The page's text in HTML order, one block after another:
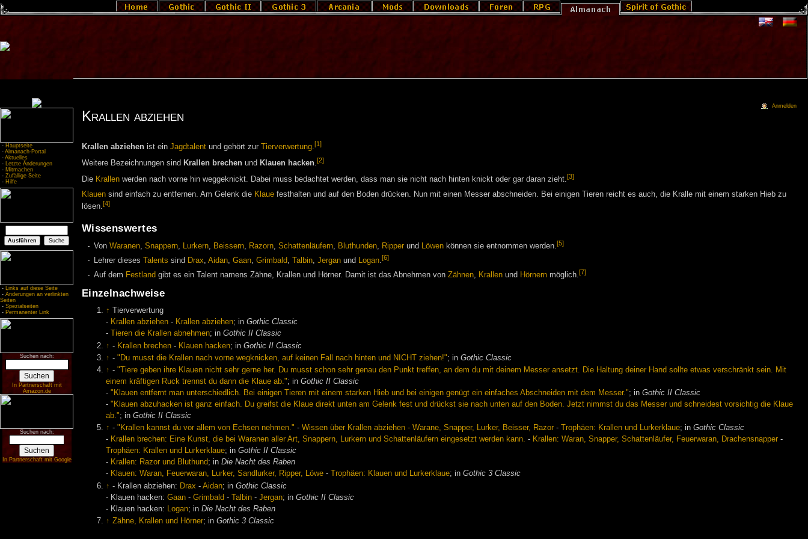
- Hauptseite
- Almanach-Portal
- Aktuelles
- Letzte Änderungen
- Mitmachen
- Zufällige Seite
- Hilfe
- Links auf diese Seite
- Änderungen an verlinkten
Seiten
- Spezialseiten
- Permanenter Link
Suchen nach:
In Partnerschaft mit
Amazon.de
Suchen nach:
In Partnerschaft mit Google
Krallen abziehen
Krallen abziehenist ein Jagdtalentund gehört zur Tierverwertung.[1]
Weitere Bezeichnungen sind Krallen brechenund Klauen hacken.[2]
Die Krallenwerden nach vorne hin weggeknickt. Dabei muss bedachtet werden, dass man sie nicht nach hinten knickt oder gar daran zieht. [3]
Klauensind einfach zu entfernen. Am Gelenk die Klauefesthalten und auf den Boden drücken. Nun mit einen Messer abschneiden. Bei einigen Tieren reicht es auch, die Kralle mit einem starken Hieb zu
lösen.[4]
Wissenswertes
Von Waranen, Snappern, Lurkern, Beissern, Razorn, Schattenläufern, Bluthunden, Ripper und Löwen können sie entnommen werden.[5]
Lehrer dieses Talents sind Drax, Aidan, Gaan, Grimbald, Talbin, Jergan und Logan.[6]
Auf dem Festland gibt es ein Talent namens Zähne, Krallen und Hörner. Damit ist das Abnehmen von Zähnen, Krallen und Hörnern möglich.[7]
Einzelnachweise
↑
Tierverwertung
- Krallen abziehen - Krallen abziehen; inGothic Classic
-
Tieren die Krallen abnehmen; inGothic II Classic
↑ - Krallen brechen - Klauen hacken; inGothic II Classic
↑ -"Du musst die Krallen nach vorne wegknicken, auf keinen Fall nach hinten und NICHT ziehen!"; inGothic Classic
↑ -"Tiere geben ihre Klauen nicht sehr gerne her. Du musst schon sehr genau den Punkt treffen, an dem du mit deinem Messer ansetzt. Die Haltung deiner Hand sollte etwas verschränkt sein. Mit
einem kräftigen Ruck trennst du dann die Klaue ab."; inGothic II Classic
-"Klauen entfernt man unterschiedlich. Bei einigen Tieren mit einem starken Hieb und bei einigen genügt ein einfaches Abschneiden mit dem Messer."; inGothic II Classic
-"Klauen abzuhacken ist ganz einfach. Du greifst die Klaue direkt unten am Gelenk fest und drückst sie nach unten auf den Boden. Jetzt nimmst du das Messer und schneidest vorsichtig die Klaue
ab."; inGothic II Classic
↑ -"Krallen kannst du vor allem von Echsen nehmen." -Wissen über Krallen abziehen - Warane, Snapper, Lurker, Beisser, Razor - Trophäen: Krallen und Lurkerklaue; inGothic Classic
- Krallen brechen: Eine Kunst, die bei Waranen aller Art, Snappern, Lurkern und Schattenläufern eingesetzt werden kann. - Krallen: Waran, Snapper, Schattenläufer, Feuerwaran, Drachensnapper -
Trophäen: Krallen und Lurkerklaue; inGothic II Classic
- Krallen: Razor und Bluthund; inDie Nacht des Raben
- Klauen: Waran, Feuerwaran, Lurker, Sandlurker, Ripper, Löwe - Trophäen: Klauen und Lurkerklaue; inGothic 3 Classic
↑ - Krallen abziehen: Drax -Aidan; inGothic Classic
- Klauen hacken:Gaan -Grimbald -Talbin -Jergan; inGothic II Classic
- Klauen hacken:
Logan; inDie Nacht des Raben
↑ Zähne, Krallen und Hörner; inGothic 3 Classic
Anmelden